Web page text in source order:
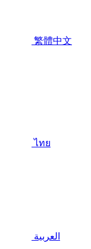
繁體中文
ไทย
العربية